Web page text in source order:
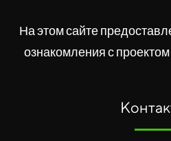
На этом сайте
ознакомления с